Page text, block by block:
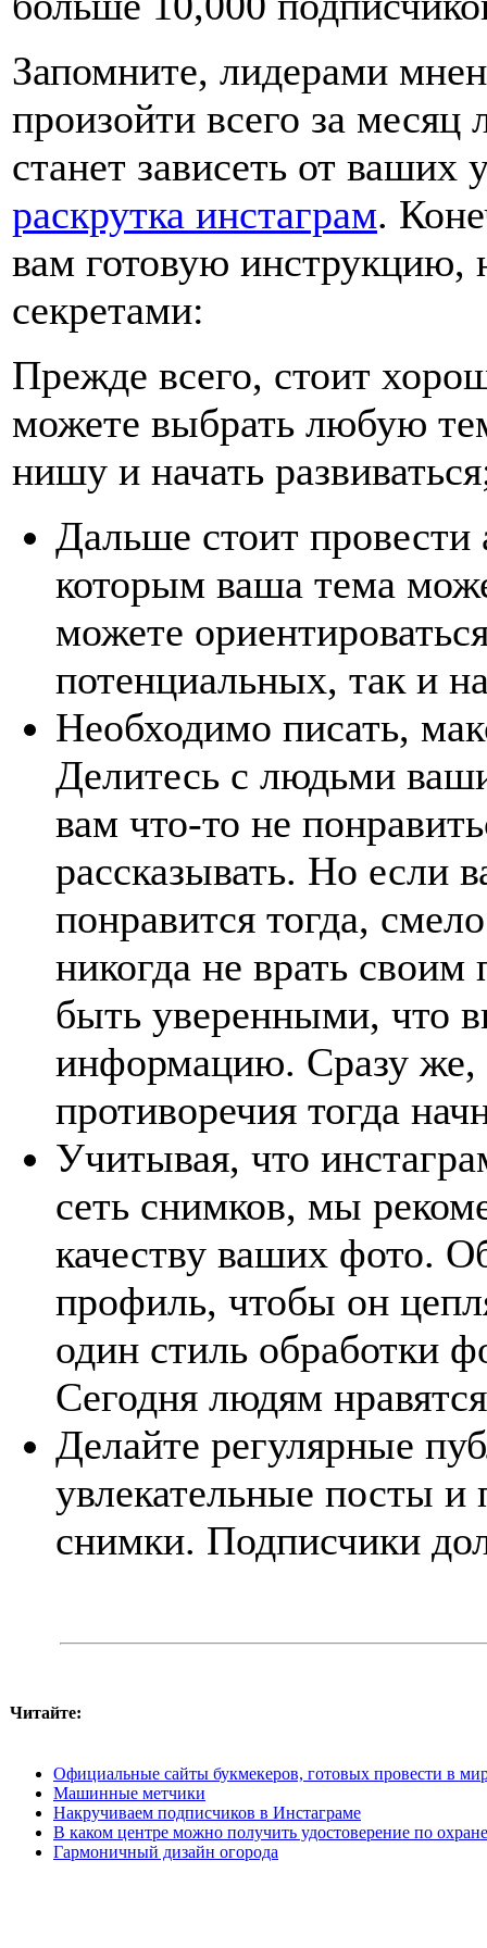
Запомните, лидерами
произойти всего за
станет зависеть от ваших
раскрутка инстаграм.
вам готовую
секретами:
Прежде всего, стоит
можете выбрать любую
нишу и начать
Дальше стоит
которым ваша тема
можете
потенциальных, так и
Необходимо писать,
Делитесь с людьми
вам что-то не
рассказывать. Но если
понравится тогда,
никогда не врать
быть уверенными, что
информацию. Сразу же,
противоречия тогда
Учитывая, что
сеть снимков, мы
качеству ваших фото.
профиль, чтобы он
один стиль обработки
Сегодня людям
Делайте регулярные
увлекательные посты и
снимки. Подписчики
Читайте:
Официальные сайты букмекеров, готовых провести в
Машинные метчики
Накручиваем подписчиков в Инстаграме
В каком центре можно получить удостоверение по
Гармоничный дизайн огорода